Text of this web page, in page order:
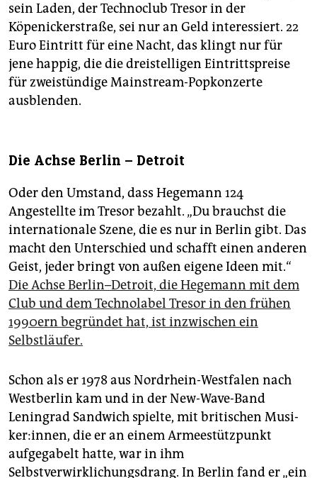
sein Laden, der Technoclub Tresor in der
Köpenickerstraße, sei nur an Geld interessiert. 22
Euro Eintritt für eine Nacht, das klingt nur für
jene happig, die die dreistelligen Eintrittspreise
für zweistündige Mainstream-Popkonzerte
ausblenden.
Die Achse Berlin – Detroit
Oder den Umstand, dass Hegemann 124
Angestellte im Tresor bezahlt. „Du brauchst die
internationale Szene, die es nur in Berlin gibt. Das
macht den Unterschied und schafft einen anderen
Geist, jeder bringt von außen eigene Ideen mit.“
Die Achse Berlin–Detroit, die Hegemann mit dem
Club und dem Technolabel Tresor in den frühen
1990ern begründet hat, ist inzwischen ein
Selbstläufer.
Schon als er 1978 aus Nordrhein-Westfalen nach
Westberlin kam und in der New-Wave-Band
Leningrad Sandwich spielte, mit britischen Mu­si­
ke­r:in­nen, die er an einem Armeestützpunkt
aufgegabelt hatte, war in ihm
Selbstverwirklichungsdrang. In Berlin fand er „ein